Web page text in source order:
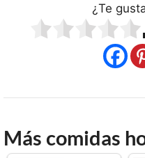
¿Te
Más comidas